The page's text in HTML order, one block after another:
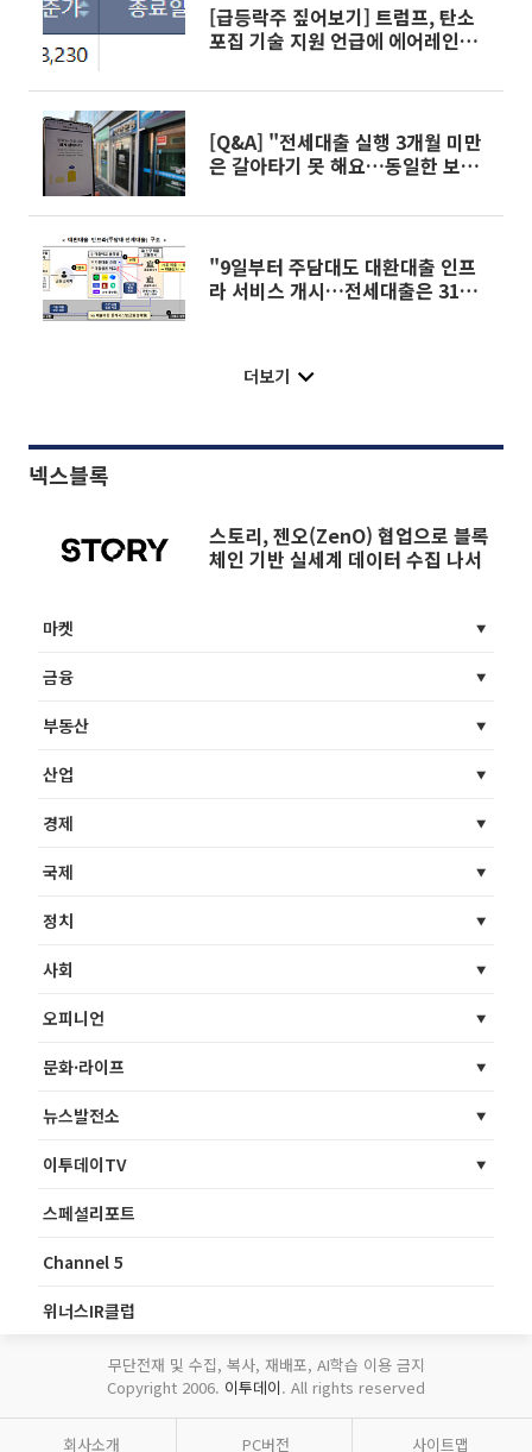
[급등락주 짚어보기] 트럼프, 탄소
포집 기술 지원 언급에 에어레인
[Q&A] "전세대출 실행 3개월 미만
은 갈아타기 못 해요…동일한 보증
"9일부터 주담대도 대환대출 인프
라 서비스 개시…전세대출은 31일
더보기
넥스블록
스토리, 젠오(ZenO) 협업으로 블록
체인 기반 실세계 데이터 수집 나서
마켓
금융
부동산
산업
경제
국제
정치
사회
오피니언
문화·라이프
뉴스발전소
이투데이TV
스페셜리포트
Channel 5
위너스IR클럽
무단전재 및 수집, 복사, 재배포, AI학습 이용 금지
Copyright 2006. 이투데이. All rights reserved
회사소개 PC버전 사이트맵